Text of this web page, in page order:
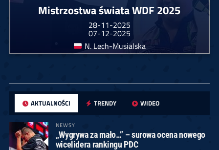
Mistrzostwa świata WDF 2025
28-11-2025
07-12-2025
N. Lech-Musialska
AKTUALNOŚCI TRENDY WIDEO
NEWSY
„Wygrywa za mało…” – surowa ocena nowego
wicelidera rankingu PDC